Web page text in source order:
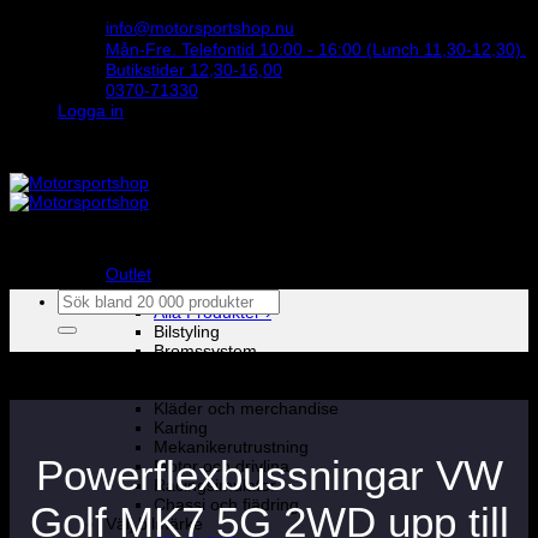
info@motorsportshop.nu
Mån-Fre. Telefontid 10:00 - 16:00 (Lunch 11,30-12,30).
Butikstider 12,30-16,00
0370-71330
Logga in
Outlet
Produkter
Alla Produkter ›
Bilstyling
Bromssystem
Kläder och merchandise
Karting
Mekanikerutrustning
Motor och drivlina
Racingsimulator
Chassi och fjädring
Välj bilmärke
Sök
efter:
Powerflexbussningar VW
Golf MK7 5G 2WD upp till